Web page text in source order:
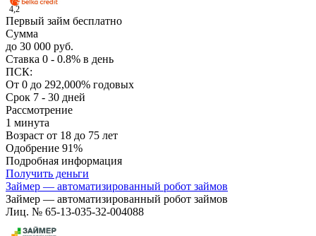
4,2
Первый займ бесплатно
Сумма
до 30 000 руб.
Ставка 0 - 0.8% в день
ПСК:
От 0 до 292,000% годовых
Срок 7 - 30 дней
Рассмотрение
1 минута
Возраст от 18 до 75 лет
Одобрение 91%
Подробная информация
Получить деньги
Займер — автоматизированный робот займов
Займер — автоматизированный робот займов
Лиц. № 65-13-035-32-004088